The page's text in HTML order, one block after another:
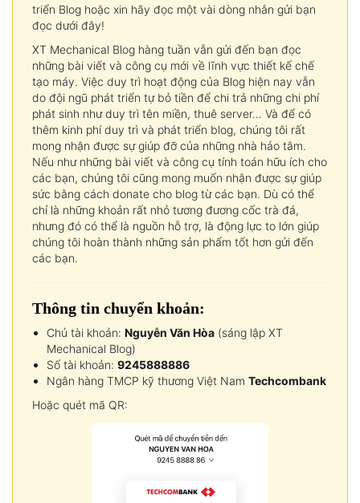
triển Blog hoặc xin hãy đọc một vài dòng nhắn gửi bạn
đọc dưới đây!
XT Mechanical Blog hàng tuần vẫn gửi đến bạn đọc
những bài viết và công cụ mới về lĩnh vực thiết kế chế
tạo máy. Việc duy trì hoạt động của Blog hiện nay vẫn
do đội ngũ phát triển tự bỏ tiền để chi trả những chi phí
phát sinh như duy trì tên miền, thuê server… Và để có
thêm kinh phí duy trì và phát triển blog, chúng tôi rất
mong nhận được sự giúp đỡ của những nhà hảo tâm.
Nếu như những bài viết và công cụ tính toán hữu ích cho
các bạn, chúng tôi cũng mong muốn nhận được sự giúp
sức bằng cách donate cho blog từ các bạn. Dù có thể
chỉ là những khoản rất nhỏ tương đương cốc trà đá,
nhưng đó có thể là nguồn hỗ trợ, là động lực to lớn giúp
chúng tôi hoàn thành những sản phẩm tốt hơn gửi đến
các bạn.
Thông tin chuyển khoản:
Chủ tài khoản: Nguyễn Văn Hòa (sáng lập XT
Mechanical Blog)
Số tài khoản: 9245888886
Ngân hàng TMCP kỹ thương Việt Nam Techcombank
Hoặc quét mã QR: